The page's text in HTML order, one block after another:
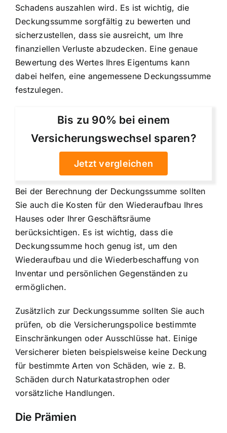
Schadens auszahlen wird. Es ist wichtig, die
Deckungssumme sorgfältig zu bewerten und
sicherzustellen, dass sie ausreicht, um Ihre
finanziellen Verluste abzudecken. Eine genaue
Bewertung des Wertes Ihres Eigentums kann
dabei helfen, eine angemessene Deckungssumme
festzulegen.
Bis zu 90% bei einem
Versicherungswechsel sparen?
Jetzt vergleichen
Bei der Berechnung der Deckungssumme sollten
Sie auch die Kosten für den Wiederaufbau Ihres
Hauses oder Ihrer Geschäftsräume
berücksichtigen. Es ist wichtig, dass die
Deckungssumme hoch genug ist, um den
Wiederaufbau und die Wiederbeschaffung von
Inventar und persönlichen Gegenständen zu
ermöglichen.
Zusätzlich zur Deckungssumme sollten Sie auch
prüfen, ob die Versicherungspolice bestimmte
Einschränkungen oder Ausschlüsse hat. Einige
Versicherer bieten beispielsweise keine Deckung
für bestimmte Arten von Schäden, wie z. B.
Schäden durch Naturkatastrophen oder
vorsätzliche Handlungen.
Die Prämien